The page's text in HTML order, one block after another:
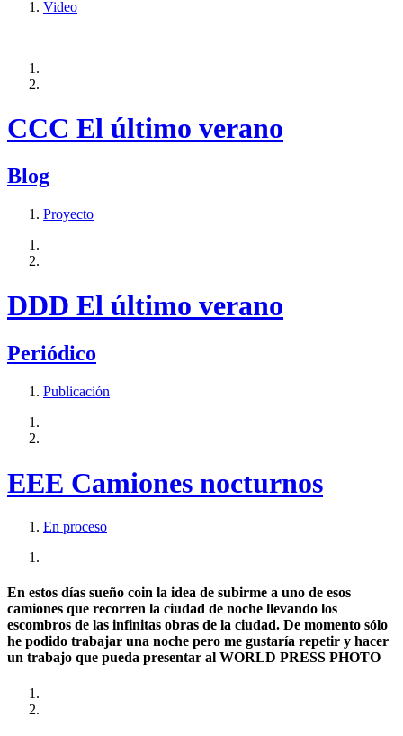
Video
CCC El último verano
Blog
Proyecto
DDD El último verano
Periódico
Publicación
EEE Camiones nocturnos
En proceso
En estos días sueño coin la idea de subirme a uno de esos
camiones que recorren la ciudad de noche llevando los
escombros de las infinitas obras de la ciudad. De momento sólo
he podido trabajar una noche pero me gustaría repetir y hacer
un trabajo que pueda presentar al WORLD PRESS PHOTO